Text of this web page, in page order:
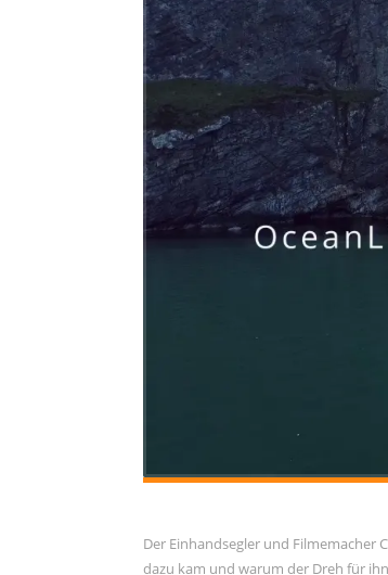
Allgemein
Gäste
Jans Weg zum Yachtmaster
MCO Team
Menschen
News
OceanLife
September 2023
Juni 2023
Der Einhandsegler und Filmemacher
dazu kam und warum der Dreh für